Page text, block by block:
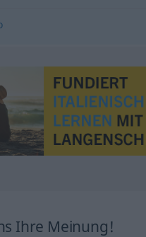
Ihre Meinung!